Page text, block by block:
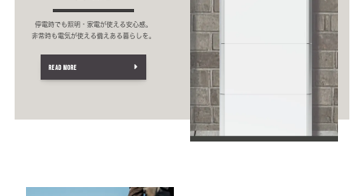
停電時でも照明・家電が使える安心感。
非常時も電気が使える備えある暮らしを。
READ MORE